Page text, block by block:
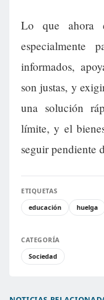
Lo que ahora
especialmente
informados,
son justas, y
una solución
límite, y el
seguir pendiente
ETIQUETAS
educación
huelga
CATEGORÍA
Sociedad